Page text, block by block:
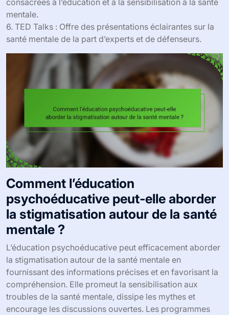
consacrées à l’éducation et à la sensibilisation à la santé
mentale.
6. TED Talks : Offre des présentations éclairantes sur la
santé mentale de la part d’experts et de défenseurs.
Comment l’éducation
psychoéducative peut-elle aborder
la stigmatisation autour de la santé
mentale ?
L’éducation psychoéducative peut efficacement aborder
la stigmatisation autour de la santé mentale en
fournissant des informations précises et en favorisant la
compréhension. Elle promeut la sensibilisation aux
troubles de la santé mentale, dissipe les mythes et
encourage les discussions ouvertes. Les programmes